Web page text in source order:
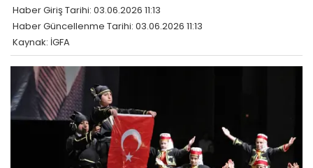
Haber Giriş Tarihi: 03.06.2026 11:13
Haber Güncellenme Tarihi: 03.06.2026 11:13
Kaynak: İGFA